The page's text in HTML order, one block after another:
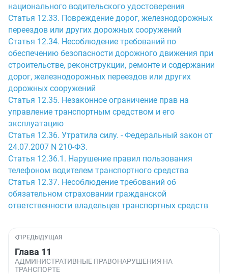
национального водительского удостоверения
Статья 12.33. Повреждение дорог, железнодорожных
переездов или других дорожных сооружений
Статья 12.34. Несоблюдение требований по
обеспечению безопасности дорожного движения при
строительстве, реконструкции, ремонте и содержании
дорог, железнодорожных переездов или других
дорожных сооружений
Статья 12.35. Незаконное ограничение прав на
управление транспортным средством и его
эксплуатацию
Статья 12.36. Утратила силу. - Федеральный закон от
24.07.2007 N 210-ФЗ.
Статья 12.36.1. Нарушение правил пользования
телефоном водителем транспортного средства
Статья 12.37. Несоблюдение требований об
обязательном страховании гражданской
ответственности владельцев транспортных средств
ПРЕДЫДУЩАЯ
Глава 11
АДМИНИСТРАТИВНЫЕ ПРАВОНАРУШЕНИЯ НА
ТРАНСПОРТЕ